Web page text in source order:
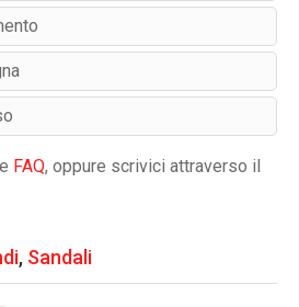
FAQ, oppure scrivici attraverso il
, Sandali